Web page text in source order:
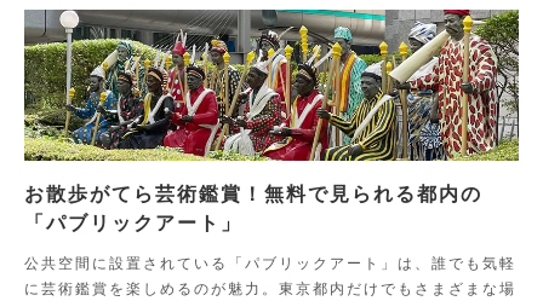
お散歩がてら芸術鑑賞！無料で見られる都内の
「パブリックアート」
公共空間に設置されている「パブリックアート」は、誰でも気軽
に芸術鑑賞を楽しめるのが魅力。東京都内だけでもさまざまな場